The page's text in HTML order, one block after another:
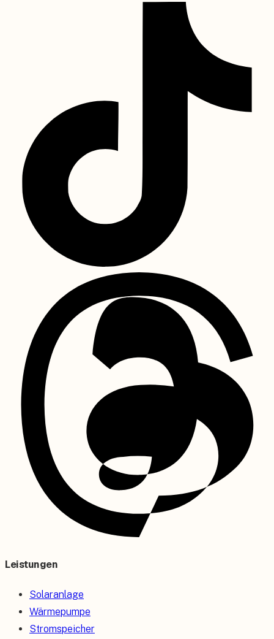
Leistungen
Solaranlage
Wärmepumpe
Stromspeicher